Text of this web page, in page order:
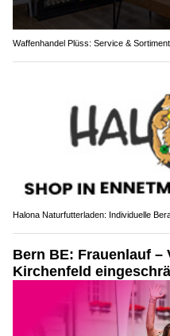
Waffenhandel Plüss: Service &
Halona Naturfutterladen: Individuelle
Bern BE: Frauenlauf –
Kirchenfeld